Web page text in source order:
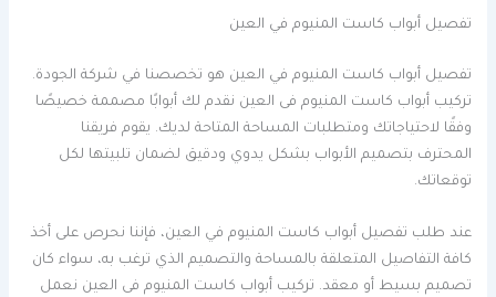
تفصيل أبواب كاست المنيوم في العين
تفصيل أبواب كاست المنيوم في العين هو تخصصنا في شركة الجودة.
تركيب أبواب كاست المنيوم فى العين نقدم لك أبوابًا مصممة خصيصًا
وفقًا لاحتياجاتك ومتطلبات المساحة المتاحة لديك. يقوم فريقنا
المحترف بتصميم الأبواب بشكل يدوي ودقيق لضمان تلبيتها لكل
توقعاتك.
عند طلب تفصيل أبواب كاست المنيوم في العين، فإننا نحرص على أخذ
كافة التفاصيل المتعلقة بالمساحة والتصميم الذي ترغب به، سواء كان
تصميم بسيط أو معقد. تركيب أبواب كاست المنيوم فى العين نعمل